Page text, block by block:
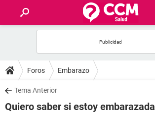
FOROS
SALUD
Foros Embarazo
Tema Anterior
Quiero saber si estoy embarazada